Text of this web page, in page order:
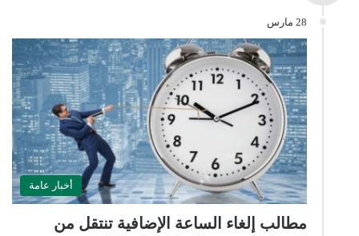
28 مارس
أخبار عامة
مطالب إلغاء الساعة الإضافية تنتقل من